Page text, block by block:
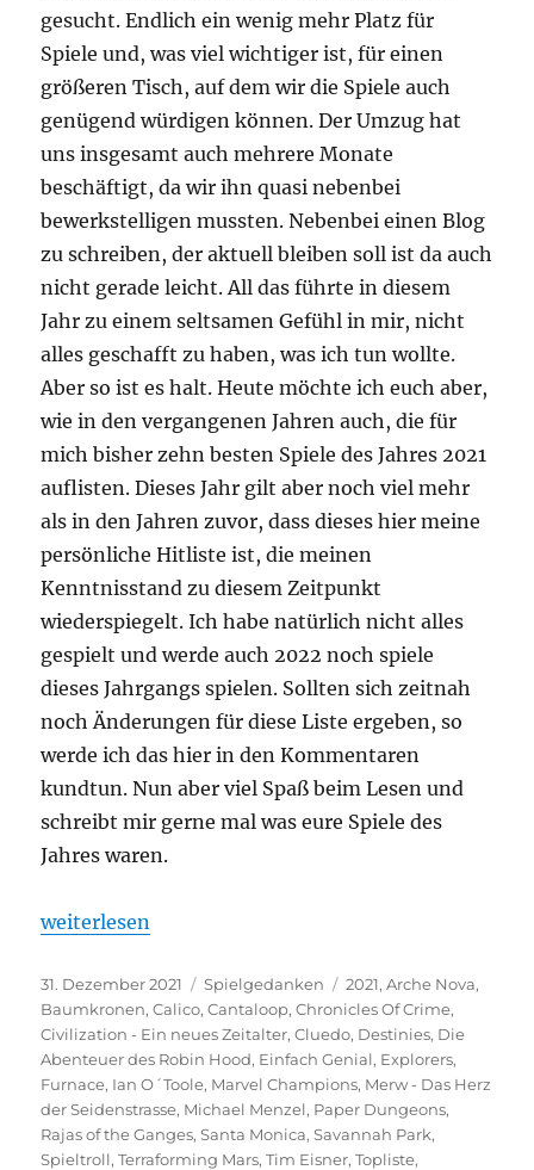
gesucht. Endlich ein wenig mehr Platz für
Spiele und, was viel wichtiger ist, für einen
größeren Tisch, auf dem wir die Spiele auch
genügend würdigen können. Der Umzug hat
uns insgesamt auch mehrere Monate
beschäftigt, da wir ihn quasi nebenbei
bewerkstelligen mussten. Nebenbei einen Blog
zu schreiben, der aktuell bleiben soll ist da auch
nicht gerade leicht. All das führte in diesem
Jahr zu einem seltsamen Gefühl in mir, nicht
alles geschafft zu haben, was ich tun wollte.
Aber so ist es halt. Heute möchte ich euch aber,
wie in den vergangenen Jahren auch, die für
mich bisher zehn besten Spiele des Jahres 2021
auflisten. Dieses Jahr gilt aber noch viel mehr
als in den Jahren zuvor, dass dieses hier meine
persönliche Hitliste ist, die meinen
Kenntnisstand zu diesem Zeitpunkt
wiederspiegelt. Ich habe natürlich nicht alles
gespielt und werde auch 2022 noch spiele
dieses Jahrgangs spielen. Sollten sich zeitnah
noch Änderungen für diese Liste ergeben, so
werde ich das hier in den Kommentaren
kundtun. Nun aber viel Spaß beim Lesen und
schreibt mir gerne mal was eure Spiele des
Jahres waren.
„Spiele des Jahres 2021“
weiterlesen
Veröffentlicht
am
31. Dezember 2021 Kategorien
Spielgedanken Schlagwörter
2021,Arche Nova,
Baumkronen,Calico,Cantaloop,Chronicles Of Crime,
Civilization - Ein neues Zeitalter,Cluedo, Destinies, Die
Abenteuer des Robin Hood, Einfach Genial, Explorers,
Furnace, Ian O´Toole, Marvel Champions, Merw - Das Herz
der Seidenstrasse, Michael Menzel, Paper Dungeons,
Rajas of the Ganges,Santa Monica,Savannah Park,
Spieltroll,Terraforming Mars,Tim Eisner,Topliste,